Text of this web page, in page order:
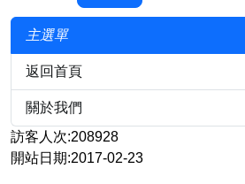
主選單
返回首頁
關於我們
訪客人次:208928
開站日期:2017-02-23